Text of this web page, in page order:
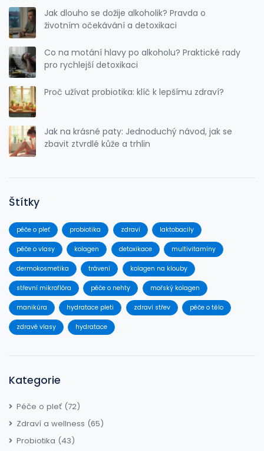
Jak dlouho se dožije alkoholik? Pravda o
životním očekávání a detoxikaci
Co na motání hlavy po alkoholu? Praktické rady
pro rychlejší detoxikaci
Proč užívat probiotika: klíč k lepšímu zdraví?
Jak na krásné paty: Jednoduchý návod, jak se
zbavit ztvrdlé kůže a trhlin
Štítky
péče o pleť probiotika zdraví laktobacily
péče o vlasy kolagen detoxikace multivitamíny
dermokosmetika trávení kolagen na klouby
střevní mikroflóra péče o nehty mořský kolagen
manikúra hydratace pleti zdraví střev péče o tělo
zdravé vlasy hydratace
Kategorie
Péče o pleť (72)
Zdraví a wellness (65)
Probiotika (43)